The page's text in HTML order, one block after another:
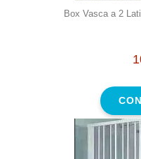
Box Vasca a 2